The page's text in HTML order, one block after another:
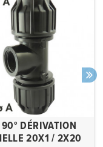
DÉRIVATION
20X1 / 2X20